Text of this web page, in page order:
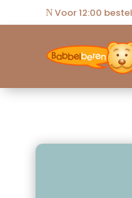
N Voor 12:00